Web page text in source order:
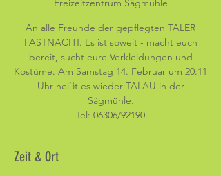
Freizeitzentrum Sägmühle
An alle Freunde der gepflegten TALER
FASTNACHT. Es ist soweit - macht euch
bereit, sucht eure Verkleidungen und
Kostüme. Am Samstag 14. Februar um 20:11
Uhr heißt es wieder TALAU in der
Sägmühle.
Tel: 06306/92190
Zeit & Ort